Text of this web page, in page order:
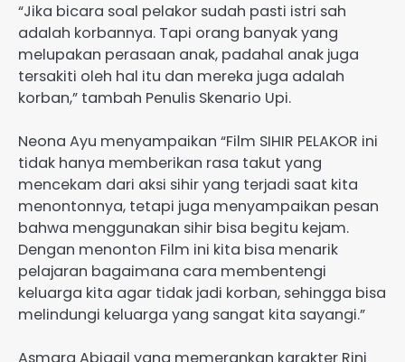
“Jika bicara soal pelakor sudah pasti istri sah
adalah korbannya. Tapi orang banyak yang
melupakan perasaan anak, padahal anak juga
tersakiti oleh hal itu dan mereka juga adalah
korban,” tambah Penulis Skenario Upi.
Neona Ayu menyampaikan “Film SIHIR PELAKOR ini
tidak hanya memberikan rasa takut yang
mencekam dari aksi sihir yang terjadi saat kita
menontonnya, tetapi juga menyampaikan pesan
bahwa menggunakan sihir bisa begitu kejam.
Dengan menonton Film ini kita bisa menarik
pelajaran bagaimana cara membentengi
keluarga kita agar tidak jadi korban, sehingga bisa
melindungi keluarga yang sangat kita sayangi.”